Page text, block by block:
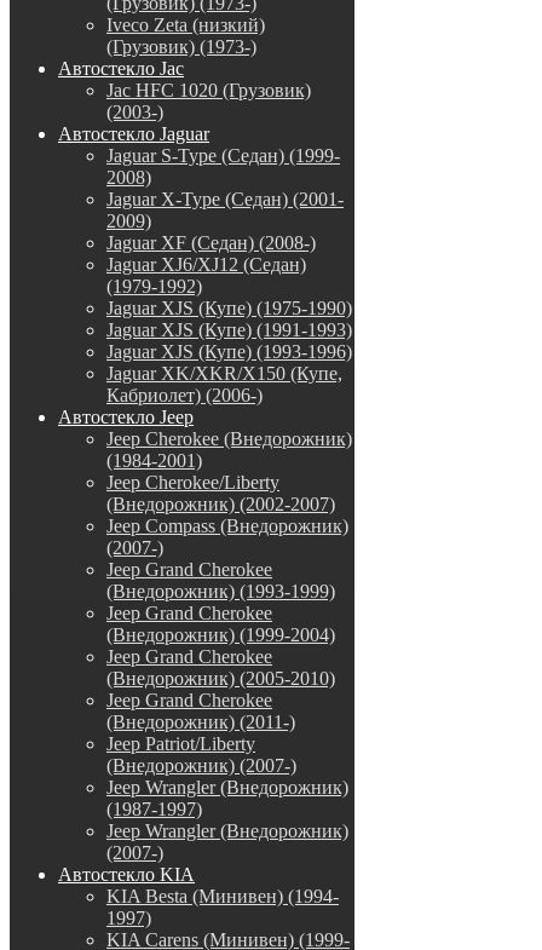
Iveco Zeta (низкий)
(Грузовик) (1973-)
Автостекло Jac
Jac HFC 1020 (Грузовик)
(2003-)
Автостекло Jaguar
Jaguar S-Type (Седан) (1999-
2008)
Jaguar X-Type (Седан) (2001-
2009)
Jaguar XF (Седан) (2008-)
Jaguar XJ6/XJ12 (Седан)
(1979-1992)
Jaguar XJS (Купе) (1975-1990)
Jaguar XJS (Купе) (1991-1993)
Jaguar XJS (Купе) (1993-1996)
Jaguar XK/XKR/X150 (Купе,
Кабриолет) (2006-)
Автостекло Jeep
Jeep Cherokee (Внедорожник)
(1984-2001)
Jeep Cherokee/Liberty
(Внедорожник) (2002-2007)
Jeep Compass (Внедорожник)
(2007-)
Jeep Grand Cherokee
(Внедорожник) (1993-1999)
Jeep Grand Cherokee
(Внедорожник) (1999-2004)
Jeep Grand Cherokee
(Внедорожник) (2005-2010)
Jeep Grand Cherokee
(Внедорожник) (2011-)
Jeep Patriot/Liberty
(Внедорожник) (2007-)
Jeep Wrangler (Внедорожник)
(1987-1997)
Jeep Wrangler (Внедорожник)
(2007-)
Автостекло KIA
KIA Besta (Минивен) (1994-
1997)
KIA Carens (Минивен) (1999-